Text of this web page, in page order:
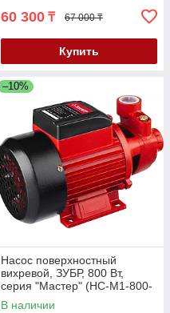
60 300 ₸ 67 000 ₸
Купить
–10%
Насос поверхностный
вихревой, ЗУБР, 800 Вт,
серия "Мастер" (НС-М1-800-
Ч)
В наличии